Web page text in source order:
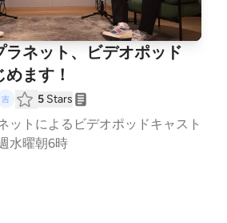
ラネット、ビデオポッド
ます！
5 Stars
ットによるビデオポッドキャスト
水曜朝6時